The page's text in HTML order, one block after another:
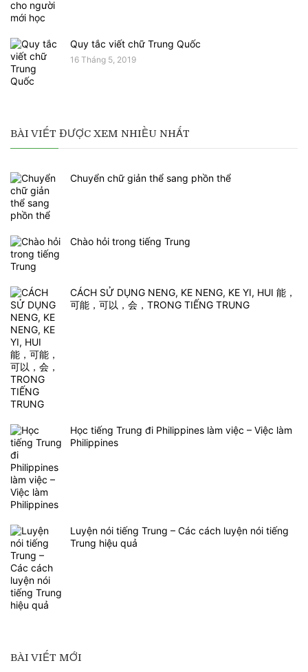
Quy tắc viết chữ Trung Quốc
16 Tháng 5, 2019
BÀI VIẾT ĐƯỢC XEM NHIỀU NHẤT
Chuyển chữ giản thể sang phồn thể
Chào hỏi trong tiếng Trung
CÁCH SỬ DỤNG NENG, KE NENG, KE YI, HUI 能，
可能，可以，会，TRONG TIẾNG TRUNG
Học tiếng Trung đi Philippines làm việc – Việc làm
Philippines
Luyện nói tiếng Trung – Các cách luyện nói tiếng
Trung hiệu quả
BÀI VIẾT MỚI